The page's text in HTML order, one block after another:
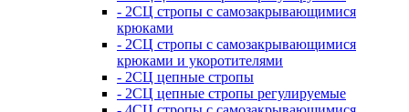
- 2СЦ стропы с самозакрывающимися
крюками
- 2СЦ стропы с самозакрывающимися
крюками и укоротителями
- 2СЦ цепные стропы
- 2СЦ цепные стропы регулируемые